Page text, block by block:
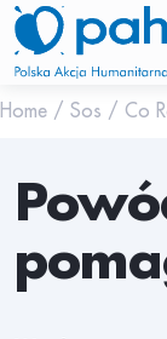
Home / Sos / Co